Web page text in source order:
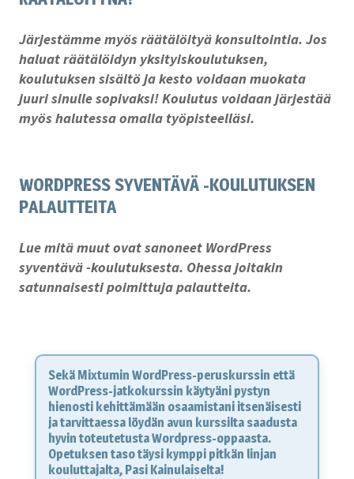
Järjestämme myös räätälöityä konsultointia. Jos
haluat räätälöidyn yksityiskoulutuksen,
koulutuksen sisältö ja kesto voidaan muokata
juuri sinulle sopivaksi! Koulutus voidaan järjestää
myös halutessa omalla työpisteelläsi.
WORDPRESS SYVENTÄVÄ -KOULUTUKSEN
PALAUTTEITA
Lue mitä muut ovat sanoneet WordPress
syventävä -koulutuksesta. Ohessa joitakin
satunnaisesti poimittuja palautteita.
Sekä Mixtumin WordPress-peruskurssin että
WordPress-jatkokurssin käytyäni pystyn
hienosti kehittämään osaamistani itsenäisesti
ja tarvittaessa löydän avun kurssilta saadusta
hyvin toteutetusta Wordpress-oppaasta.
Opetuksen taso täysi kymppi pitkän linjan
kouluttajalta, Pasi Kainulaiselta!